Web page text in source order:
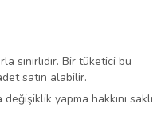
sınırlıdır. Bir tüketici bu
satın alabilir.
yapma hakkını saklı